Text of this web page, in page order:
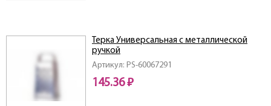
Артикул: PS-60067291
Терка Универсальная с металлической
ручкой
145.36 ₽